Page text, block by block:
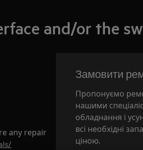
and/or the
any repair
Замовити
Пропонуємо
нашими
обладнання і
всі необхідні
ціною.